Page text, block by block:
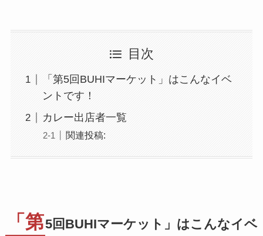
目次
「第5回BUHIマーケット」はこんなイベ
ントです！
カレー出店者一覧
関連投稿:
「第5回BUHIマーケット」はこんなイベ